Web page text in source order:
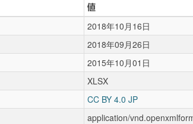
値
2018年10月16日
2018年09月26日
2015年10月01日
XLSX
CC BY 4.0 JP
application/